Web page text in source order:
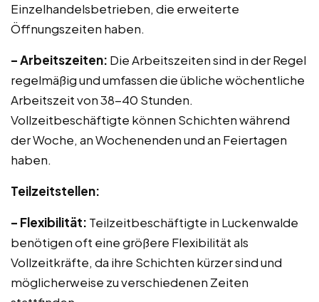
Einzelhandelsbetrieben, die erweiterte
Öffnungszeiten haben.
– Arbeitszeiten: Die Arbeitszeiten sind in der Regel
regelmäßig und umfassen die übliche wöchentliche
Arbeitszeit von 38-40 Stunden.
Vollzeitbeschäftigte können Schichten während
der Woche, an Wochenenden und an Feiertagen
haben.
Teilzeitstellen:
– Flexibilität: Teilzeitbeschäftigte in Luckenwalde
benötigen oft eine größere Flexibilität als
Vollzeitkräfte, da ihre Schichten kürzer sind und
möglicherweise zu verschiedenen Zeiten